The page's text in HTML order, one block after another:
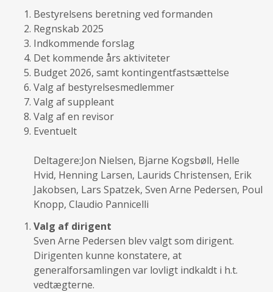
Bestyrelsens beretning ved formanden
Regnskab 2025
Indkommende forslag
Det kommende års aktiviteter
Budget 2026, samt kontingentfastsættelse
Valg af bestyrelsesmedlemmer
Valg af suppleant
Valg af en revisor
Eventuelt
Deltagere:Jon Nielsen, Bjarne Kogsbøll, Helle
Hvid, Henning Larsen, Laurids Christensen, Erik
Jakobsen, Lars Spatzek, Sven Arne Pedersen, Poul
Knopp, Claudio Pannicelli
Valg af dirigent
Sven Arne Pedersen blev valgt som dirigent.
Dirigenten kunne konstatere, at
generalforsamlingen var lovligt indkaldt i h.t.
vedtægterne.